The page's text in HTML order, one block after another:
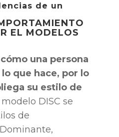
de un
EL MODELOS
una persona
que hace, por lo
su estilo de
modelo DISC se
de